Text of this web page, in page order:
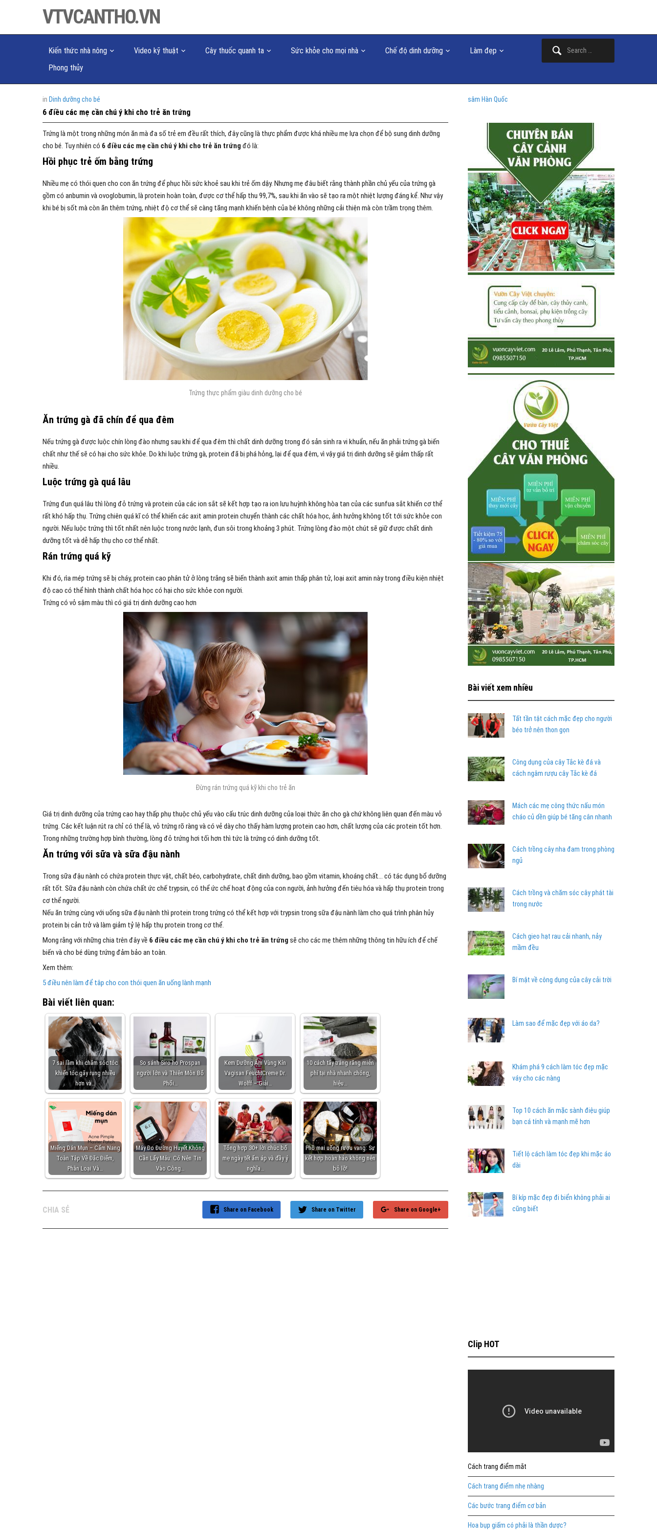
VTVCANTHO.VN
Kiến thức nhà nông Video kỹ thuật Cây thuốc quanh ta Sức khỏe cho mọi nhà Chế độ dinh dưỡng
Làm đẹp
Phong thủy
in Dinh dưỡng cho bé
6 điều các mẹ cần chú ý khi cho trẻ ăn trứng
Trứng là một trong những món ăn mà đa số trẻ em đều rất thích, đây cũng là thực phẩm được khá nhiều mẹ lựa chọn để bộ sung dinh dưỡng
cho bé. Tuy nhiên có 6 điều các mẹ cần chú ý khi cho trẻ ăn trứng đó là:
Hồi phục trẻ ốm bằng trứng
Nhiều mẹ có thói quen cho con ăn trứng để phục hồi sức khoẻ sau khi trẻ ốm dậy. Nhưng mẹ đâu biết rằng thành phần chủ yếu của trứng gà
gồm có anbumin và ovoglobumin, là protein hoàn toàn, được cơ thể hấp thu 99,7%, sau khi ăn vào sẽ tạo ra một nhiệt lượng đáng kể. Như vậy
khi bé bị sốt mà còn ăn thêm trứng, nhiệt độ cơ thể sẽ càng tăng mạnh khiến bệnh của bé không những cải thiện mà còn trầm trọng thêm.
Trứng thực phẩm giàu dinh dưỡng cho bé
Ăn trứng gà đã chín để qua đêm
Nếu trứng gà được luộc chín lòng đào nhưng sau khi để qua đêm thì chất dinh dưỡng trong đó sản sinh ra vi khuẩn, nếu ăn phải trứng gà biến
chất như thế sẽ có hại cho sức khỏe. Do khi luộc trứng gà, protein đã bị phá hỏng, lại để qua đêm, vì vậy giá trị dinh dưỡng sẽ giảm thấp rất
nhiều.
Luộc trứng gà quá lâu
Trứng đun quá lâu thì lòng đỏ trứng và protein của các ion sắt sẽ kết hợp tạo ra ion lưu huỳnh không hòa tan của các sunfua sắt khiến cơ thể
rất khó hấp thụ. Trứng chiên quá kĩ có thể khiến các axit amin protein chuyển thành các chất hóa học, ảnh hưởng không tốt tới sức khỏe con
người. Nếu luộc trứng thì tốt nhất nên luộc trong nước lạnh, đun sôi trong khoảng 3 phút. Trứng lòng đào một chút sẽ giữ được chất dinh
dưỡng tốt và dễ hấp thụ cho cơ thể nhất.
Rán trứng quá kỹ
Khi đó, rìa mép trứng sẽ bị cháy, protein cao phân tử ở lòng trắng sẽ biến thành axit amin thấp phân tử, loại axit amin này trong điều kiện nhiệt
độ cao có thể hình thành chất hóa học có hại cho sức khỏe con người.
Trứng có vỏ sậm màu thì có giá trị dinh dưỡng cao hơn
Đừng rán trứng quá kỹ khi cho trẻ ăn
Giá trị dinh dưỡng của trứng cao hay thấp phụ thuộc chủ yếu vào cấu trúc dinh dưỡng của loại thức ăn cho gà chứ không liên quan đến màu vỏ
trứng. Các kết luận rút ra chỉ có thể là, vỏ trứng rõ ràng và có vẻ dày cho thấy hàm lượng protein cao hơn, chất lượng của các protein tốt hơn.
Trong những trường hợp bình thường, lòng đỏ trứng hơi tối hơn thì tức là trứng có dinh dưỡng tốt.
Ăn trứng với sữa và sữa đậu nành
Trong sữa đậu nành có chứa protein thực vật, chất béo, carbohydrate, chất dinh dưỡng, bao gồm vitamin, khoáng chất… có tác dụng bổ dưỡng
rất tốt. Sữa đậu nành còn chứa chất ức chế trypsin, có thể ức chế hoạt động của con người, ảnh hưởng đến tiêu hóa và hấp thụ protein trong
cơ thể người.
Nếu ăn trứng cùng với uống sữa đậu nành thì protein trong trứng có thể kết hợp với trypsin trong sữa đậu nành làm cho quá trình phân hủy
protein bị cản trở và làm giảm tỷ lệ hấp thụ protein trong cơ thể.
Mong rằng với những chia trên đây về 6 điều các mẹ cần chú ý khi cho trẻ ăn trứng sẽ cho các mẹ thêm những thông tin hữu ích để chế
biến và cho bé dùng trứng đảm bảo an toàn.
Xem thêm:
5 điều nên làm để tâp cho con thói quen ăn uống lành mạnh
Bài viết liên quan:
7 sai lầm khi chăm sóc tóc
khiến tóc gãy rụng nhiều
hơn và…
So sánh Siro ho Prospan
người lớn và Thiên Môn Bổ
Phổi…
Kem Dưỡng Ẩm Vùng Kín
Vagisan FeuchtCreme Dr.
Wolff – Giải…
10 cách tẩy trắng răng miễn
phí tại nhà nhanh chóng,
hiệu…
Miếng Dán Mụn – Cẩm Nang
Toàn Tập Về Đặc Điểm,
Phân Loại Và…
Máy Đo Đường Huyết Không
Cần Lấy Máu: Có Nên Tin
Vào Công…
Tổng hợp 30+ lời chúc bố
mẹ ngày tết ấm áp và đầy ý
nghĩa…
Phô mai uống rượu vang: Sự
kết hợp hoàn hảo không nên
bỏ lỡ!
CHIA SẺ Share on Google+
Share on Twitter
Share on Facebook
sâm Hàn Quốc
Bài viết xem nhiều
Tất tần tật cách mặc đẹp cho người
béo trở nên thon gọn
Công dụng của cây Tắc kè đá và
cách ngâm rượu cây Tắc kè đá
Mách các mẹ công thức nấu món
cháo củ dền giúp bé tăng cân nhanh
Cách trồng cây nha đam trong phòng
ngủ
Cách trồng và chăm sóc cây phát tài
trong nước
Cách gieo hạt rau cải nhanh, nảy
mầm đều
Bí mật về công dụng của cây cải trời
Làm sao để mặc đẹp với áo da?
Khám phá 9 cách làm tóc đẹp mặc
váy cho các nàng
Top 10 cách ăn mặc sành điệu giúp
bạn cá tính và mạnh mẽ hơn
Tiết lộ cách làm tóc đẹp khi mặc áo
dài
Bí kíp mặc đẹp đi biển không phải ai
cũng biết
Clip HOT
Cách trang điểm mắt
Cách trang điểm nhẹ nhàng
Các bước trang điểm cơ bản
Hoa bụp giấm có phải là thần dược?